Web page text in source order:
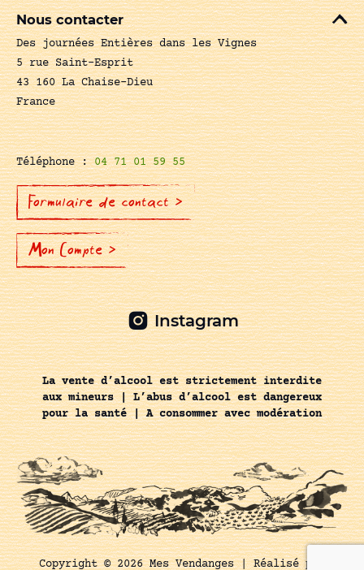
Nous contacter
Des journées Entières dans les Vignes
5 rue Saint-Esprit
43 160 La Chaise-Dieu
France
Téléphone :04 71 01 59 55
Formulaire de contact >
Mon Compte >
Instagram
La vente d’alcool est strictement interdite
aux mineurs | L’abus d’alcool est dangereux
pour la santé | A consommer avec modération
Copyright © 2026 Mes Vendanges |Réalisé par